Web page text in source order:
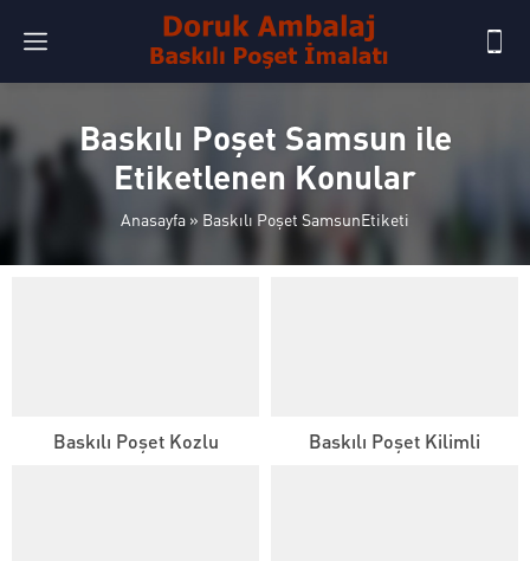
Baskılı Poşet Samsun ile
Etiketlenen Konular
Anasayfa » Baskılı Poşet SamsunEtiketi
Baskılı Poşet Kozlu Baskılı Poşet Kilimli